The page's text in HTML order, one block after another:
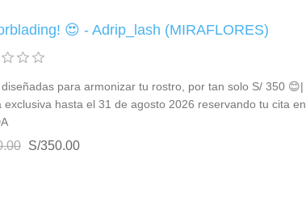
😍 - Adrip_lash (MIRAFLORES)
para armonizar tu rostro, por tan solo S/ 350 😊|
exclusiva hasta el 31 de agosto 2026 reservando tu cita en
S/350.00